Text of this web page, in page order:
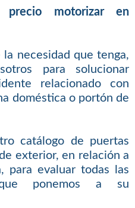
precio motorizar en
necesidad que tenga,
para solucionar
relacionado con
doméstica o portón de
catálogo de puertas
exterior, en relación a
para evaluar todas las
ponemos a su